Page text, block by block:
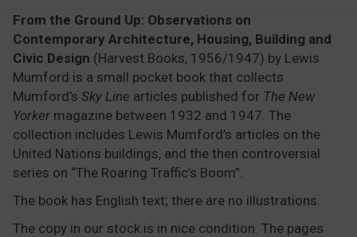
From the Ground Up: Observations on
Contemporary Architecture, Housing, Building and
Civic Design (Harvest Books, 1956/1947) by Lewis
Mumford is a small pocket book that collects
Mumford’s Sky Line articles published for The New
Yorker magazine between 1932 and 1947. The
collection includes Lewis Mumford’s articles on the
United Nations buildings, and the then controversial
series on “The Roaring Traffic’s Boom”.
The book has English text; there are no illustrations.
The copy in our stock is in nice condition. The pages